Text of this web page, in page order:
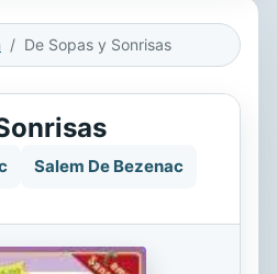
De Sopas y Sonrisas
Salem De Bezenac